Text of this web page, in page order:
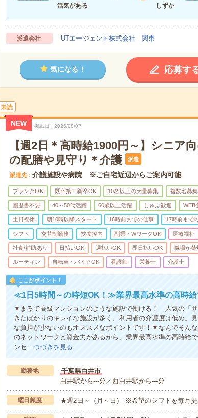
活気がある
しずか
派遣会社 UTエージェント株式会社 関東
気になる！ 応募す
未読
NEW 掲載日 2026/08/07
【週2日＊高時給1900円～】シニア
の配膳や見守り＊介護
派遣
派遣先 介護施設や病院 ※ご自宅近辺からご案内可能
ブランクOK 既卒第二新卒OK 10名以上の大量募集 複数名募集
履歴書不要 40～50代活躍 60歳以上活躍 しゅふ歓迎 WEB
土日祝休 朝10時以降スタート 16時前までの仕事 17時前まで
シフト 交替制勤務 扶養控内 副業・WワークOK 医療福祉
社食/補助あり 日払いOK 週払いOK 即日払いOK 職場が禁
ルーティン 自転車・バイクOK 看護師 栄養士 介護士
ここがポイント！
≪1日5時間～の時短OK！≫業界最高水準の高時給
▼まるで高級マンションのような施設で働ける！ 人気の「
きたばかりのキレイな施設が多く、利用者の介護度は低め。
な負担が少ないのもオススメなポイントです！▼なんでそん
のネットワークと資金力があるから、業界最高水準の高時給
ンセ…つづきを見る
勤務地
千葉県白井市
白井駅から---分／西白井駅から---分
曜日頻度 ★週2日～（月～日） ※希望のシフトを毎月提